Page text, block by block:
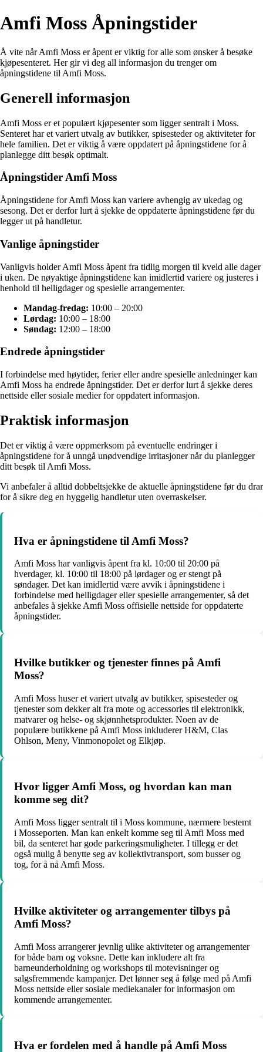
Amfi Moss Åpningstider
Å vite når Amfi Moss er åpent er viktig for alle som ønsker å besøke
kjøpesenteret. Her gir vi deg all informasjon du trenger om
åpningstidene til Amfi Moss.
Generell informasjon
Amfi Moss er et populært kjøpesenter som ligger sentralt i Moss.
Senteret har et variert utvalg av butikker, spisesteder og aktiviteter for
hele familien. Det er viktig å være oppdatert på åpningstidene for å
planlegge ditt besøk optimalt.
Åpningstider Amfi Moss
Åpningstidene for Amfi Moss kan variere avhengig av ukedag og
sesong. Det er derfor lurt å sjekke de oppdaterte åpningstidene før du
legger ut på handletur.
Vanlige åpningstider
Vanligvis holder Amfi Moss åpent fra tidlig morgen til kveld alle dager
i uken. De nøyaktige åpningstidene kan imidlertid variere og justeres i
henhold til helligdager og spesielle arrangementer.
Mandag-fredag: 10:00 – 20:00
Lørdag: 10:00 – 18:00
Søndag: 12:00 – 18:00
Endrede åpningstider
I forbindelse med høytider, ferier eller andre spesielle anledninger kan
Amfi Moss ha endrede åpningstider. Det er derfor lurt å sjekke deres
nettside eller sosiale medier for oppdatert informasjon.
Praktisk informasjon
Det er viktig å være oppmerksom på eventuelle endringer i
åpningstidene for å unngå unødvendige irritasjoner når du planlegger
ditt besøk til Amfi Moss.
Vi anbefaler å alltid dobbeltsjekke de aktuelle åpningstidene før du drar
for å sikre deg en hyggelig handletur uten overraskelser.
Hva er åpningstidene til Amfi Moss?
Amfi Moss har vanligvis åpent fra kl. 10:00 til 20:00 på
hverdager, kl. 10:00 til 18:00 på lørdager og er stengt på
søndager. Det kan imidlertid være avvik i åpningstidene i
forbindelse med helligdager eller spesielle arrangementer, så det
anbefales å sjekke Amfi Moss offisielle nettside for oppdaterte
åpningstider.
Hvilke butikker og tjenester finnes på Amfi
Moss?
Amfi Moss huser et variert utvalg av butikker, spisesteder og
tjenester som dekker alt fra mote og accessories til elektronikk,
matvarer og helse- og skjønnhetsprodukter. Noen av de
populære butikkene på Amfi Moss inkluderer H&M, Clas
Ohlson, Meny, Vinmonopolet og Elkjøp.
Hvor ligger Amfi Moss, og hvordan kan man
komme seg dit?
Amfi Moss ligger sentralt til i Moss kommune, nærmere bestemt
i Mosseporten. Man kan enkelt komme seg til Amfi Moss med
bil, da senteret har gode parkeringsmuligheter. I tillegg er det
også mulig å benytte seg av kollektivtransport, som busser og
tog, for å nå Amfi Moss.
Hvilke aktiviteter og arrangementer tilbys på
Amfi Moss?
Amfi Moss arrangerer jevnlig ulike aktiviteter og arrangementer
for både barn og voksne. Dette kan inkludere alt fra
barneunderholdning og workshops til motevisninger og
salgsfremmende kampanjer. Det lønner seg å følge med på Amfi
Moss nettside eller sosiale mediekanaler for informasjon om
kommende arrangementer.
Hva er fordelen med å handle på Amfi Moss